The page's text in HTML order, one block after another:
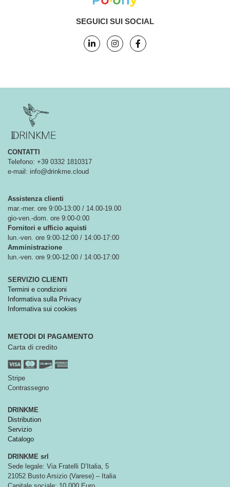
SEGUICI SUI SOCIAL
CONTATTI
Telefono: +39 0332 1810317
e-mail: info@drinkme.cloud
Assistenza clienti
mar.-mer. ore 9:00-13:00 / 14.00-19.00
gio-ven.-dom. ore 9:00-0:00
Fornitori e ufficio aquisti
lun.-ven. ore 9:00-12:00 / 14:00-17:00
Amministrazione
lun.-ven. ore 9:00-12:00 / 14:00-17:00
SERVIZIO CLIENTI
Termini e condizioni
Informativa sulla Privacy
Informativa sui cookies
METODI DI PAGAMENTO
Carta di credito
Stripe
Contrassegno
DRINKME
Distribution
Servizio
Catalogo
DRINKME srl
Sede legale: Via Fratelli D’Italia, 5
21052 Busto Arsizio (Varese) – Italia